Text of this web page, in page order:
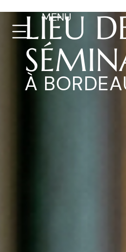
MENU
LIEU
À